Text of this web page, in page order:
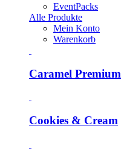
EventPacks
Alle Produkte
Mein Konto
Warenkorb
Caramel Premium
Cookies & Cream